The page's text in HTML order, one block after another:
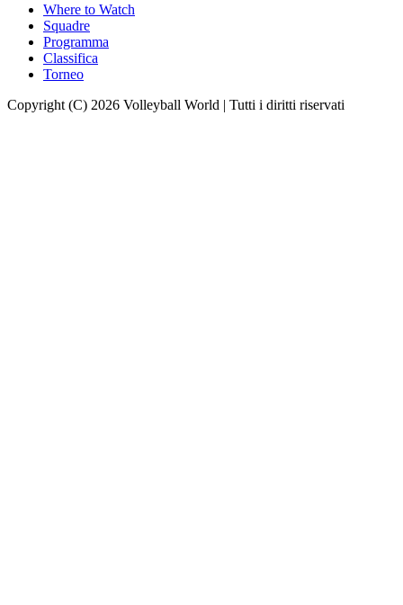
Where to Watch
Squadre
Programma
Classifica
Torneo
Copyright (C) 2026 Volleyball World | Tutti i diritti riservati